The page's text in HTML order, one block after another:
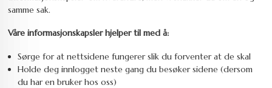
samme sak.
Våre informasjonskapsler hjelper til med å:
Sørge for at nettsidene fungerer slik du forventer at de skal
Holde deg innlogget neste gang du besøker sidene (dersom
du har en bruker hos oss)